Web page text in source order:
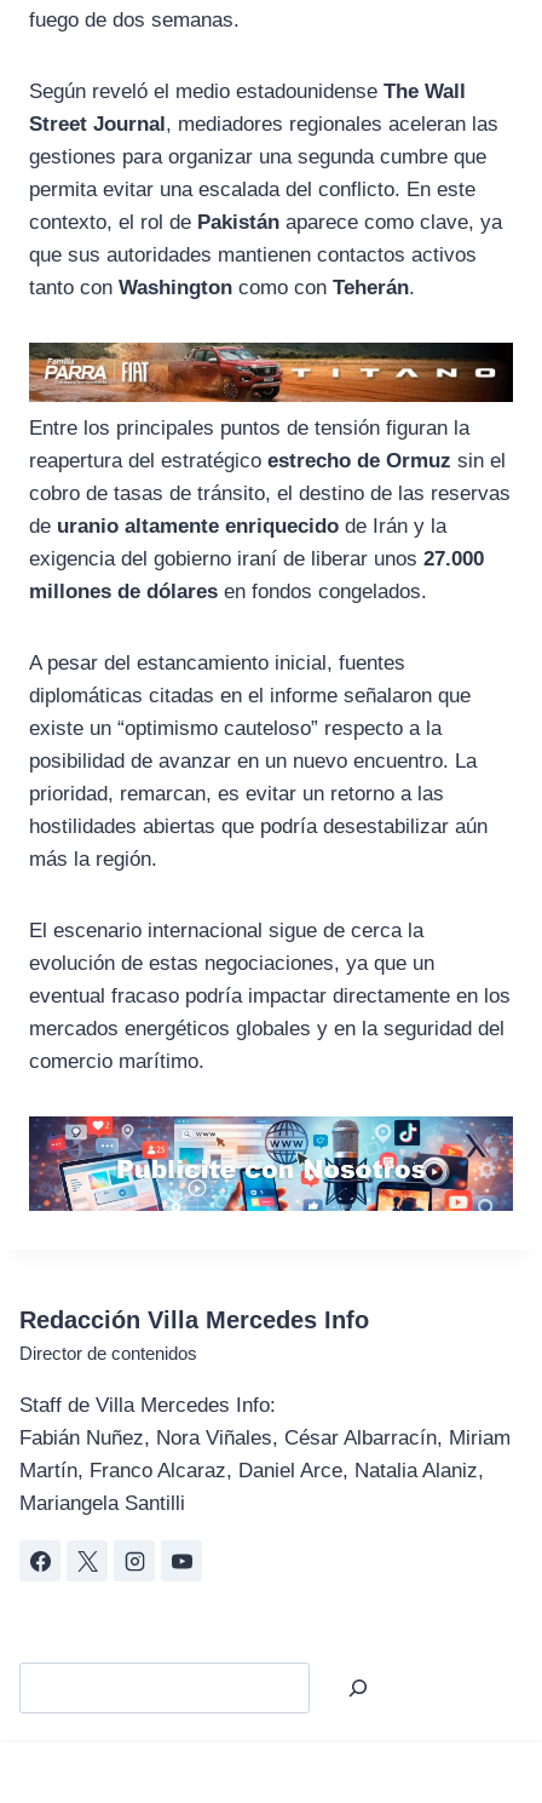
fuego de dos semanas.
Según reveló el medio estadounidense The Wall
Street Journal, mediadores regionales aceleran las
gestiones para organizar una segunda cumbre que
permita evitar una escalada del conflicto. En este
contexto, el rol de Pakistán aparece como clave, ya
que sus autoridades mantienen contactos activos
tanto con Washington como con Teherán.
Entre los principales puntos de tensión figuran la
reapertura del estratégico estrecho de Ormuz sin el
cobro de tasas de tránsito, el destino de las reservas
de uranio altamente enriquecido de Irán y la
exigencia del gobierno iraní de liberar unos 27.000
millones de dólares en fondos congelados.
A pesar del estancamiento inicial, fuentes
diplomáticas citadas en el informe señalaron que
existe un “optimismo cauteloso” respecto a la
posibilidad de avanzar en un nuevo encuentro. La
prioridad, remarcan, es evitar un retorno a las
hostilidades abiertas que podría desestabilizar aún
más la región.
El escenario internacional sigue de cerca la
evolución de estas negociaciones, ya que un
eventual fracaso podría impactar directamente en los
mercados energéticos globales y en la seguridad del
comercio marítimo.
Redacción Villa Mercedes Info
Director de contenidos
Staff de Villa Mercedes Info:
Fabián Nuñez, Nora Viñales, César Albarracín, Miriam
Martín, Franco Alcaraz, Daniel Arce, Natalia Alaniz,
Mariangela Santilli